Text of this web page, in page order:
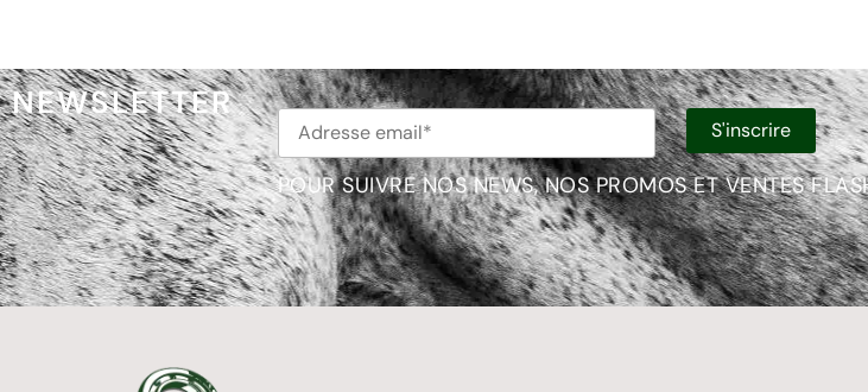
NEWSLETTER
POUR SUIVRE NOS NEWS, NOS PROMOS ET VENTES